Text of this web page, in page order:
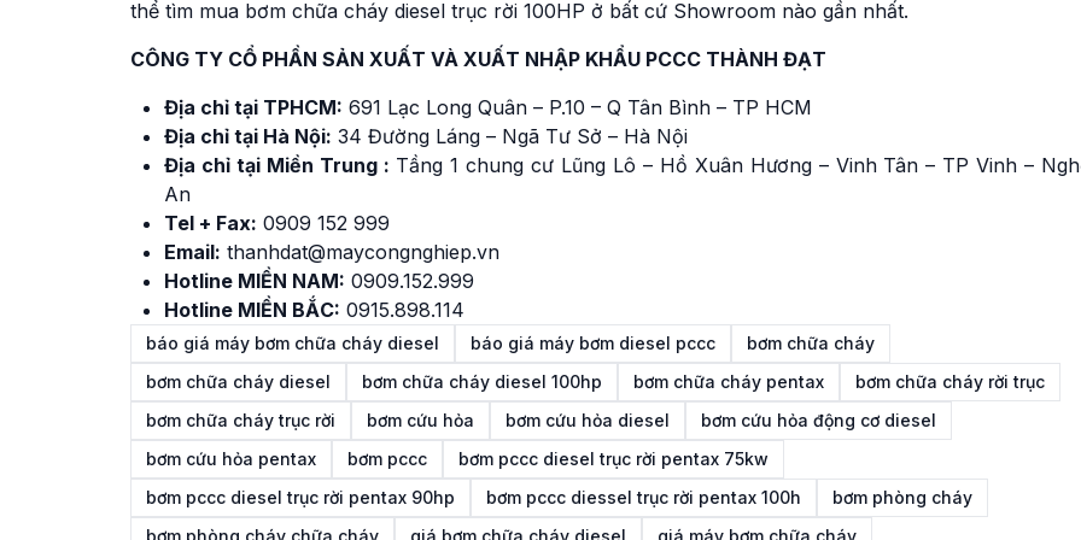
thể tìm mua bơm chữa cháy diesel trục rời 100HP ở bất cứ Showroom nào gần nhất.
CÔNG TY CỔ PHẦN SẢN XUẤT VÀ XUẤT NHẬP KHẨU PCCC THÀNH ĐẠT
Địa chỉ tại TPHCM: 691 Lạc Long Quân – P.10 – Q Tân Bình – TP HCM
Địa chỉ tại Hà Nội: 34 Đường Láng – Ngã Tư Sở – Hà Nội
Địa chỉ tại Miền Trung : Tầng 1 chung cư Lũng Lô – Hồ Xuân Hương – Vinh Tân – TP Vinh –
An
Tel + Fax: 0909 152 999
Email: thanhdat@maycongnghiep.vn
Hotline MIỀN NAM: 0909.152.999
Hotline MIỀN BẮC: 0915.898.114
báo giá máy bơm chữa cháy diesel báo giá máy bơm diesel pccc
bơm chữa cháy
bơm chữa cháy diesel
bơm chữa cháy diesel 100hp bơm chữa cháy pentax
bơm chữa cháy rời trục
bơm chữa cháy trục rời
bơm cứu hỏa bơm cứu hỏa diesel
bơm cứu hỏa động cơ diesel
bơm cứu hỏa pentax
bơm pccc
bơm pccc diesel trục rời pentax 75kw
bơm pccc diesel trục rời pentax 90hp
bơm pccc diessel trục rời pentax 100h
bơm phòng cháy
bơm phòng cháy chữa cháy
giá bơm chữa cháy diesel giá máy bơm chữa cháy